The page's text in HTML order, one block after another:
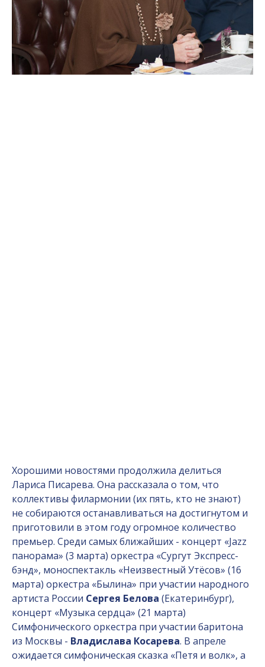
Хорошими новостями продолжила делиться
Лариса Писарева. Она рассказала о том, что
коллективы филармонии (их пять, кто не знают)
не собираются останавливаться на достигнутом и
приготовили в этом году огромное количество
премьер. Среди самых ближайших - концерт «Jazz
панорама» (3 марта) оркестра «Сургут Экспресс-
бэнд», моноспектакль «Неизвестный Утёсов» (16
марта) оркестра «Былина» при участии народного
артиста России Сергея Белова (Екатеринбург),
концерт «Музыка сердца» (21 марта)
Симфонического оркестра при участии баритона
из Москвы - Владислава Косарева. В апреле
ожидается симфоническая сказка «Петя и волк», а